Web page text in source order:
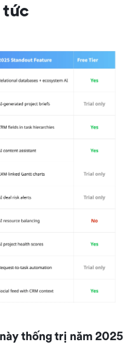
tức
thống trị năm 2025